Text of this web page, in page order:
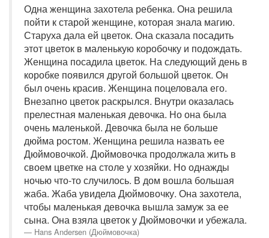
Одна женщина захотела ребенка. Она решила
пойти к старой женщине, которая знала магию.
Старуха дала ей цветок. Она сказала посадить
этот цветок в маленькую коробочку и подождать.
Женщина посадила цветок. На следующий день в
коробке появился другой большой цветок. Он
был очень красив. Женщина поцеловала его.
Внезапно цветок раскрылся. Внутри оказалась
прелестная маленькая девочка. Но она была
очень маленькой. Девочка была не больше
дюйма ростом. Женщина решила назвать ее
Дюймовочкой. Дюймовочка продолжала жить в
своем цветке на столе у хозяйки. Но однажды
ночью что-то случилось. В дом вошла большая
жаба. Жаба увидела Дюймовочку. Она захотела,
чтобы маленькая девочка вышла замуж за ее
сына. Она взяла цветок у Дюймовочки и убежала.
Hans Andersen (Дюймовочка)